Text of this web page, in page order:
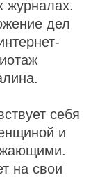
журналах.
дел
себя
и
на свои